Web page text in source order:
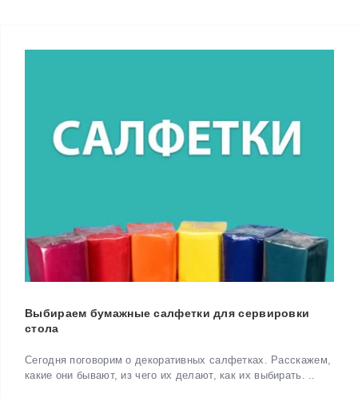
Выбираем бумажные салфетки для сервировки
стола
Сегодня поговорим о декоративных салфетках. Расскажем,
какие они бывают, из чего их делают, как их выбирать. ..